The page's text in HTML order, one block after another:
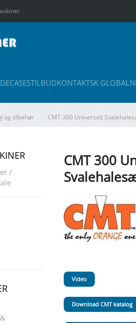
TILBUDKONTAKTSK GLOBAL
og tilbehør CMT 300 Universalt
/
CMT 300
Video
Download CMT katalog